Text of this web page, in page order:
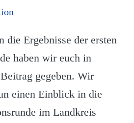
die Ergebnisse der ersten
haben wir euch in
gegeben. Wir
einen Einblick in die
im Landkreis